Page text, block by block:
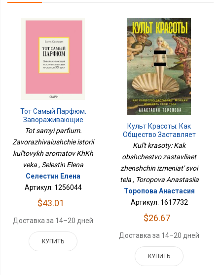
Тот Самый Парфюм.
Завораживающие
Истории Культовых
Ароматов ХХ Века
Tot samyi parfium.
Zavorazhivaiushchie istorii
kul'tovykh aromatov KhKh
veka , Selestin Elena
Селестин Елена
Артикул: 1256044
$43.01
Доставка за 14–20 дней
КУПИТЬ
Культ Красоты: Как
Общество Заставляет
Женщин Изменять Свои
Kul't krasoty: Kak
obshchestvo zastavliaet
zhenshchin izmeniat' svoi
tela , Toropova Anastasiia
Торопова Анастасия
Артикул: 1617732
$26.67
Доставка за 14–20 дней
КУПИТЬ